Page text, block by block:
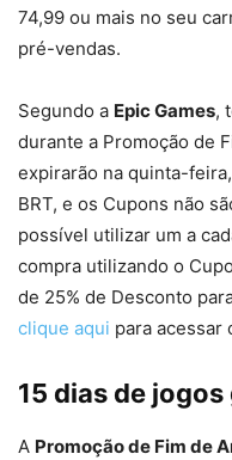
74,99 ou mais no seu
pré-vendas.
Segundo a Epic Games,
durante a Promoção de
expirarão na quinta-
BRT, e os Cupons não
possível utilizar um a
compra utilizando o
de 25% de Desconto
clique aqui para acessar
15 dias de
A Promoção de Fim de